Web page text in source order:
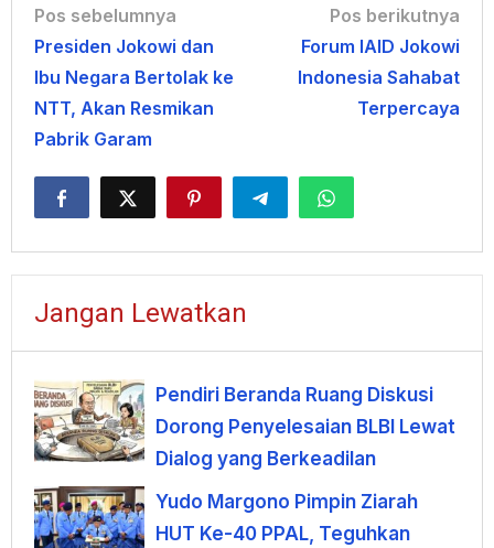
Navigasi
pos
Pos sebelumnya
Presiden Jokowi dan
Ibu Negara Bertolak ke
NTT, Akan Resmikan
Pabrik Garam
Pos berikutnya
Forum IAID Jokowi
Indonesia Sahabat
Terpercaya
Jangan Lewatkan
Pendiri Beranda Ruang Diskusi
Dorong Penyelesaian BLBI Lewat
Dialog yang Berkeadilan
Yudo Margono Pimpin Ziarah
HUT Ke-40 PPAL, Teguhkan